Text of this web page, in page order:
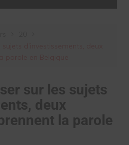
sur les sujets
deux
la parole